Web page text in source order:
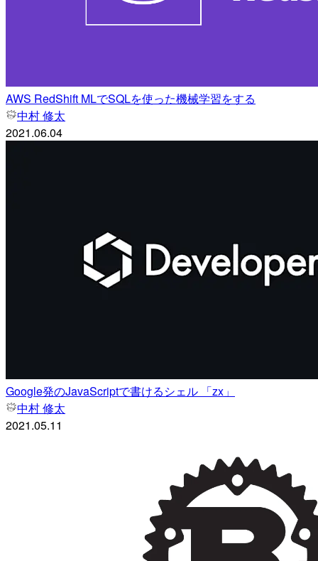
AWS RedShift MLでSQLを使った機械学習をする
中村 修太
2021.06.04
Google発のJavaScriptで書けるシェル 「zx」
中村 修太
2021.05.11